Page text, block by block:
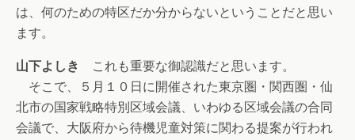
は、何のための特区だか分からないということだと思い
ます。
山下よしき
これも重要な御認識だと思います。
そこで、５月１０日に開催された東京圏・関西圏・仙
北市の国家戦略特別区域会議、いわゆる区域会議の合同
会議で、大阪府から待機児童対策に関わる提案が行われ